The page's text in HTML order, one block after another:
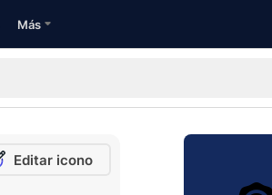
Más
Editar icono